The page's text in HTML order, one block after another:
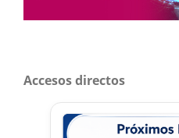
Accesos directos